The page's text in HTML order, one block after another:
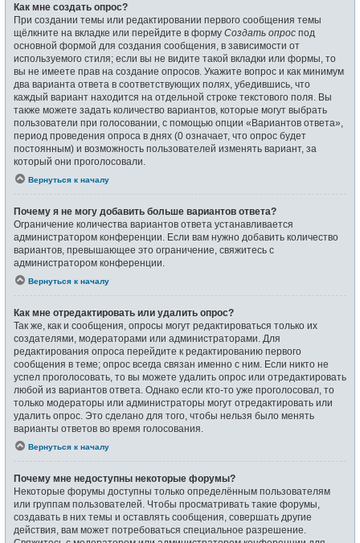
Как мне создать опрос?
При создании темы или редактировании первого сообщения темы
щёлкните на вкладке или перейдите в форму Создать опрос под
основной формой для создания сообщения, в зависимости от
используемого стиля; если вы не видите такой вкладки или формы, то
вы не имеете прав на создание опросов. Укажите вопрос и как минимум
два варианта ответа в соответствующих полях, убедившись, что
каждый вариант находится на отдельной строке текстового поля. Вы
также можете задать количество вариантов, которые могут выбрать
пользователи при голосовании, с помощью опции «Вариантов ответа»,
период проведения опроса в днях (0 означает, что опрос будет
постоянным) и возможность пользователей изменять вариант, за
который они проголосовали.
Вернуться к началу
Почему я не могу добавить больше вариантов ответа?
Ограничение количества вариантов ответа устанавливается
администратором конференции. Если вам нужно добавить количество
вариантов, превышающее это ограничение, свяжитесь с
администратором конференции.
Вернуться к началу
Как мне отредактировать или удалить опрос?
Так же, как и сообщения, опросы могут редактироваться только их
создателями, модераторами или администраторами. Для
редактирования опроса перейдите к редактированию первого
сообщения в теме; опрос всегда связан именно с ним. Если никто не
успел проголосовать, то вы можете удалить опрос или отредактировать
любой из вариантов ответа. Однако если кто-то уже проголосовал, то
только модераторы или администраторы могут отредактировать или
удалить опрос. Это сделано для того, чтобы нельзя было менять
варианты ответов во время голосования.
Вернуться к началу
Почему мне недоступны некоторые форумы?
Некоторые форумы доступны только определённым пользователям
или группам пользователей. Чтобы просматривать такие форумы,
создавать в них темы и оставлять сообщения, совершать другие
действия, вам может потребоваться специальное разрешение.